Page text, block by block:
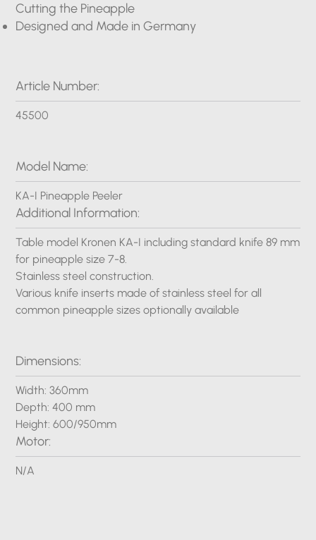
Cutting the Pineapple
Designed and Made in Germany
Article Number:
45500
Model Name:
KA-I Pineapple Peeler
Additional Information:
Table model Kronen KA-I including standard knife 89 mm
for pineapple size 7-8.
Stainless steel construction.
Various knife inserts made of stainless steel for all
common pineapple sizes optionally available
Dimensions:
Width: 360mm
Depth: 400 mm
Height: 600/950mm
Motor:
N/A